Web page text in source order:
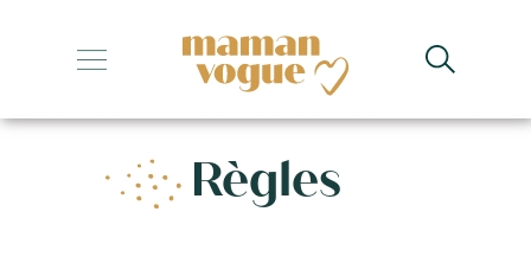
+
+
+Règles